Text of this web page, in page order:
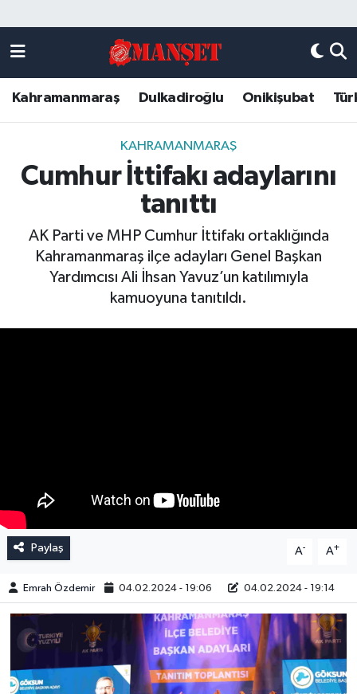
Kahramanmaraş Dulkadiroğlu Onikişubat
KAHRAMANMARAŞ
Cumhur İttifakı adaylarını
tanıttı
AK Parti ve MHP Cumhur İttifakı ortaklığında
Kahramanmaraş ilçe adayları Genel Başkan
Yardımcısı Ali İhsan Yavuz’un katılımıyla
kamuoyuna tanıtıldı.
Paylaş A- A+
Emrah Özdemir 04.02.2024 - 19:06 04.02.2024 - 19:14
DULKADİROĞLU
KAHRAMANMARAŞ
ONİKİŞUBAT
Künye
Kahramanmaraş Nöbetçi Eczaneler
Kahramanmaraş Hava Durumu
Kahramanmaraş Trafik Yoğunluk Haritası
Süper Lig Puan Durumu ve Fikstür
Son Dakika Haberleri
Haber Arşivi